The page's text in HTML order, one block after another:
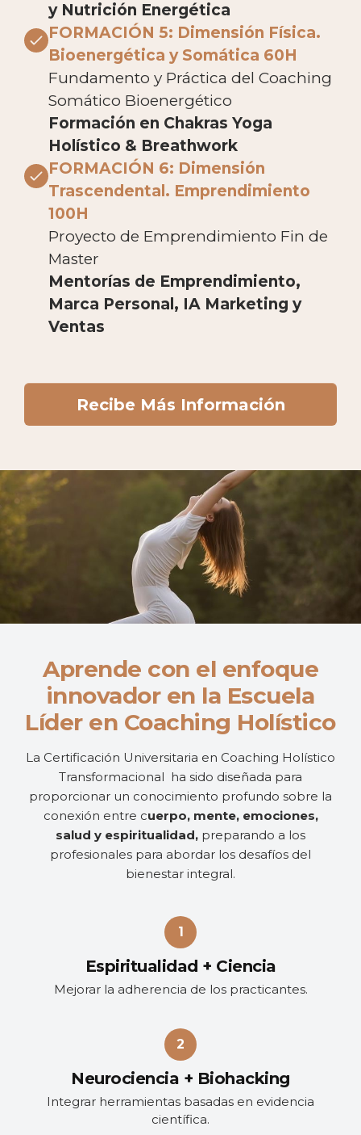
y Nutrición Energética
FORMACIÓN 5: Dimensión Física.
Bioenergética y Somática 60H
Fundamento y Práctica del Coaching
Somático Bioenergético
Formación en Chakras Yoga
Holístico & Breathwork
FORMACIÓN 6: Dimensión
Trascendental. Emprendimiento
100H
Proyecto de Emprendimiento Fin de
Master
Mentorías de Emprendimiento,
Marca Personal, IA Marketing y
Ventas
Recibe Más Información
Aprende con el enfoque
innovador en la Escuela
Líder en Coaching Holístico
La Certificación Universitaria en Coaching Holístico
Transformacional ha sido diseñada para
proporcionar un conocimiento profundo sobre la
conexión entre cuerpo, mente, emociones,
salud y espiritualidad, preparando a los
profesionales para abordar los desafíos del
bienestar integral.
Espiritualidad + Ciencia
Mejorar la adherencia de los practicantes.
Neurociencia + Biohacking
Integrar herramientas basadas en evidencia
científica.